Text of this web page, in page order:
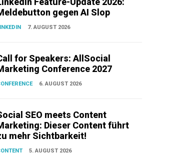
gegen AI Slop
7. AUGUST 2026
for Speakers: AllSocial
Conference 2027
6. AUGUST 2026
SEO meets Content
Dieser Content führt
mehr Sichtbarkeit!
5. AUGUST 2026